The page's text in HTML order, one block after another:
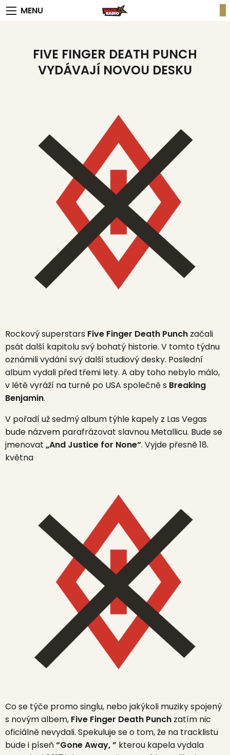
MENU
FIVE FINGER DEATH PUNCH
VYDÁVAJÍ NOVOU DESKU
Rockový superstars Five Finger Death Punch začali
psát další kapitolu svý bohatý historie. V tomto týdnu
oznámili vydání svý další studiový desky. Poslední
album vydali před třemi lety. A aby toho nebylo málo,
v létě vyráží na turné po USA společně s Breaking
Benjamin.
V pořadí už sedmý album týhle kapely z Las Vegas
bude názvem parafrázovat slavnou Metallicu. Bude se
jmenovat „And Justice for None“. Vyjde přesně 18.
května
Co se týče promo singlu, nebo jakýkoli muziky spojený
s novým albem, Five Finger Death Punch zatím nic
oficiálně nevydali. Spekuluje se o tom, že na tracklistu
bude i píseň “Gone Away, ” kterou kapela vydala